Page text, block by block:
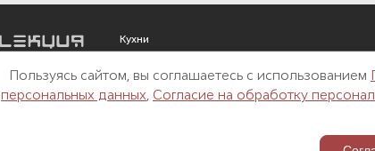
Пользуясь сайтом, вы соглашаетесь с использованием
персональных данных Согласие на обработку
Кухни
Outdoor
Свет